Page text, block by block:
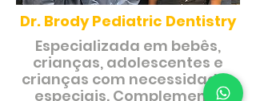
Dr. Brody Pediatric Dentistry
Especializada em bebês,
crianças, adolescentes e
crianças com necessidades
especiais. Complemento